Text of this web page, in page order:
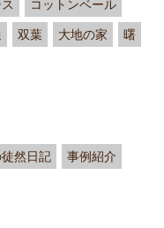
コットンベール
双葉 大地の家 曙
然日記 事例紹介